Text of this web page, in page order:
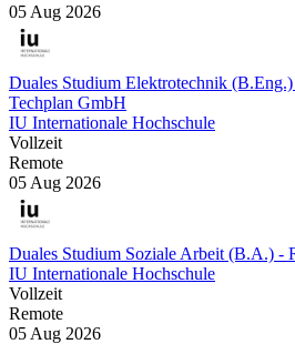
05 Aug 2026
Duales Studium Elektrotechnik
Techplan GmbH
IU Internationale Hochschule
Vollzeit
Remote
05 Aug 2026
Duales Studium Soziale Arbeit (B.A.) -
IU Internationale Hochschule
Vollzeit
Remote
05 Aug 2026